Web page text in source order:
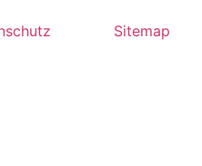
Sitemap